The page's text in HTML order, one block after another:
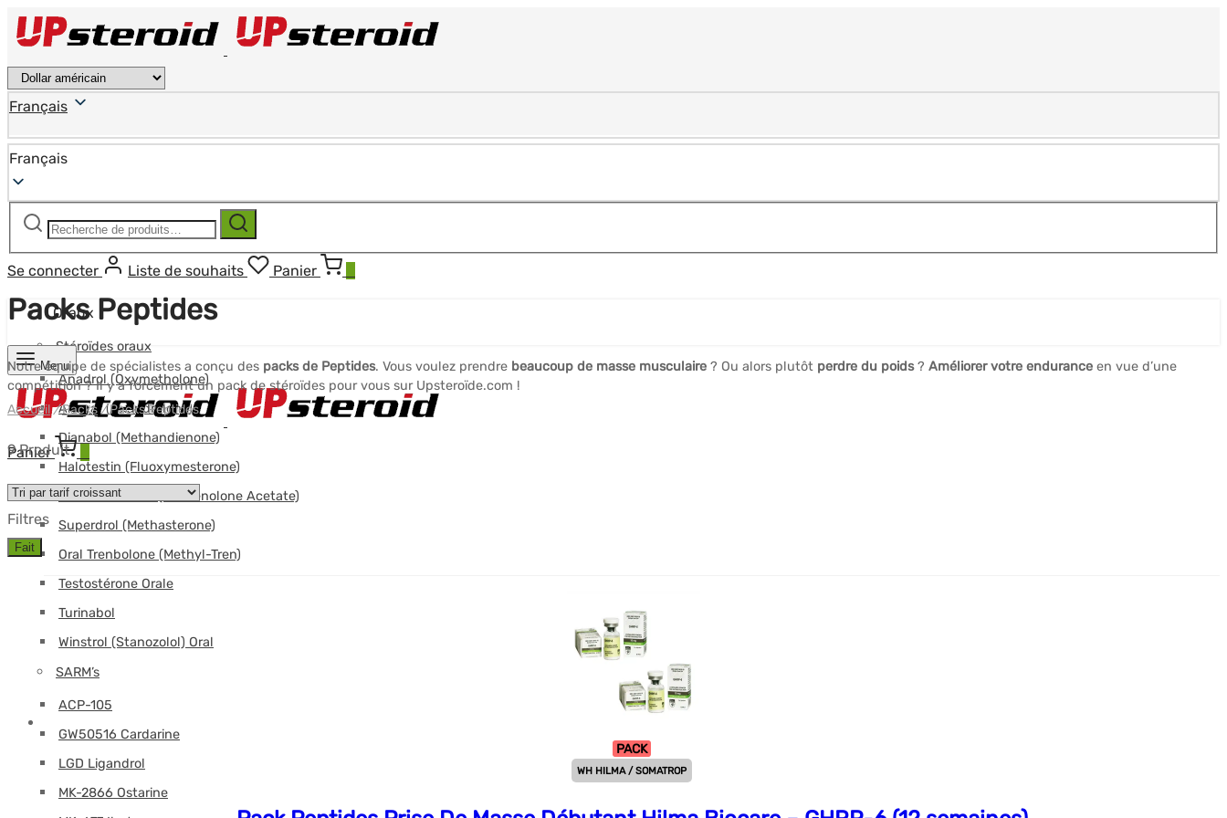
Français
Français
Recherche
Recherche
Se connecter Liste de souhaits Panier
Oraux
Stéroïdes oraux
Anadrol (Oxymetholone)
Anavar (Oxandrolone)
Dianabol (Methandienone)
Halotestin (Fluoxymesterone)
Primobolan oral (Methenolone Acetate)
Superdrol (Methasterone)
Oral Trenbolone (Methyl-Tren)
Testostérone Orale
Turinabol
Winstrol (Stanozolol) Oral
SARM’s
ACP-105
GW50516 Cardarine
LGD Ligandrol
MK-2866 Ostarine
Menu
Panier
Packs Peptides
Notre équipe de spécialistes a conçu des packs de Peptides. Vous voulez prendre beaucoup de masse musculaire ? Ou alors plutôt perdre du poids? Améliorer votre endurance en vue d’une
compétition ? Il y a forcément un pack de stéroïdes pour vous sur Upsteroïde.com !
Accueil/Packs/Packs Peptides
9 Produit
Filtres
Fait
PACK
WH HILMA / SOMATROP